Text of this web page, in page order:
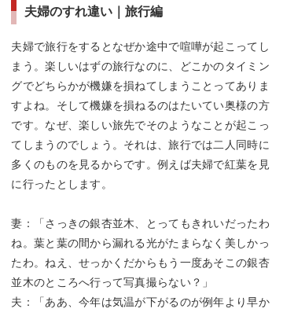
夫婦のすれ違い｜旅行編
夫婦で旅行をするとなぜか途中で喧嘩が起こってし
まう。楽しいはずの旅行なのに、どこかのタイミン
グでどちらかが機嫌を損ねてしまうことってありま
すよね。そして機嫌を損ねるのはたいてい奥様の方
です。なぜ、楽しい旅先でそのようなことが起こっ
てしまうのでしょう。それは、旅行では二人同時に
多くのものを見るからです。例えば夫婦で紅葉を見
に行ったとします。
妻：「さっきの銀杏並木、とってもきれいだったわ
ね。葉と葉の間から漏れる光がたまらなく美しかっ
たわ。ねえ、せっかくだからもう一度あそこの銀杏
並木のところへ行って写真撮らない？」
夫：「ああ、今年は気温が下がるのが例年より早か